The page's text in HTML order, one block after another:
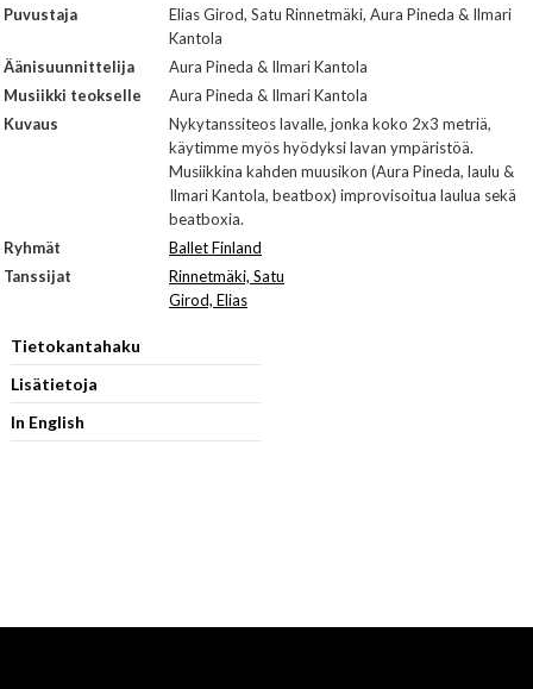
Puvustaja
Elias Girod, Satu Rinnetmäki, Aura Pineda & Ilmari
Kantola
Äänisuunnittelija
Aura Pineda & Ilmari Kantola
Musiikki teokselle
Aura Pineda & Ilmari Kantola
Kuvaus
Nykytanssiteos lavalle, jonka koko 2x3 metriä,
käytimme myös hyödyksi lavan ympäristöä.
Musiikkina kahden muusikon (Aura Pineda, laulu &
Ilmari Kantola, beatbox) improvisoitua laulua sekä
beatboxia.
Ryhmät
Ballet Finland
Tanssijat
Rinnetmäki, Satu
Girod, Elias
Tietokantahaku
Lisätietoja
In English